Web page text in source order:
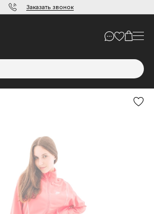
Заказать звонок